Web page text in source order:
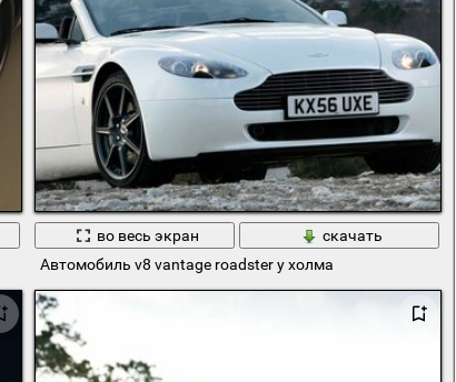
во весь экран
скачать
Автомобиль v8 vantage roadster у холма